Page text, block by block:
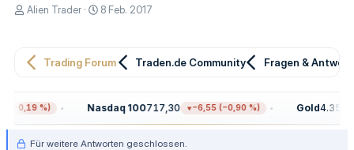
E
e
r
Alien Trader
E
e
a
m
8 Feb. 2017
Trading Forum Traden.de Community Fragen &
%) Nasdaq 100717,30 −6,55 (−0,90 %) Gold4.354,60
Für weitere Antworten geschlossen.